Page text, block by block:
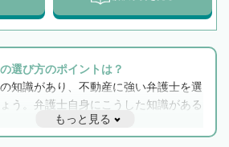
選び方のポイントは？
知識があり、不動産に強い弁護士を選
う。弁護士自身にこうした知識がある
業との連携もスムーズに進み、トラブル
ならず相続をトータルで任せることが
もっと見る